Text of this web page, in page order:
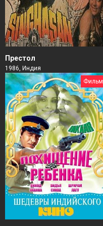
Престол
1986, Индия
Фильм